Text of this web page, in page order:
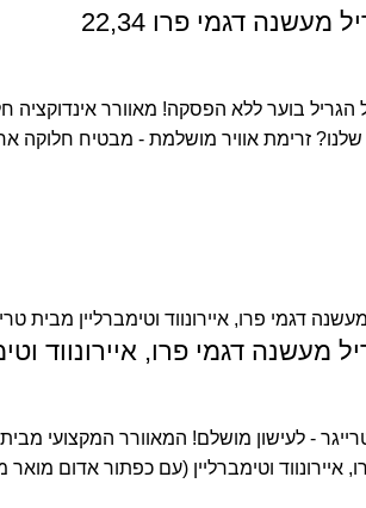
הגריל בוער ללא הפסקה! מאוורר אינדוקציה
זרימת אוויר מושלמת - מבטיח חלוקה
- לעישון מושלם! המאוורר המקצועי
איירונווד וטימברליין (עם כפתור אדום